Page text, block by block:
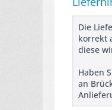
Die
korrekt
diese
Haben
an